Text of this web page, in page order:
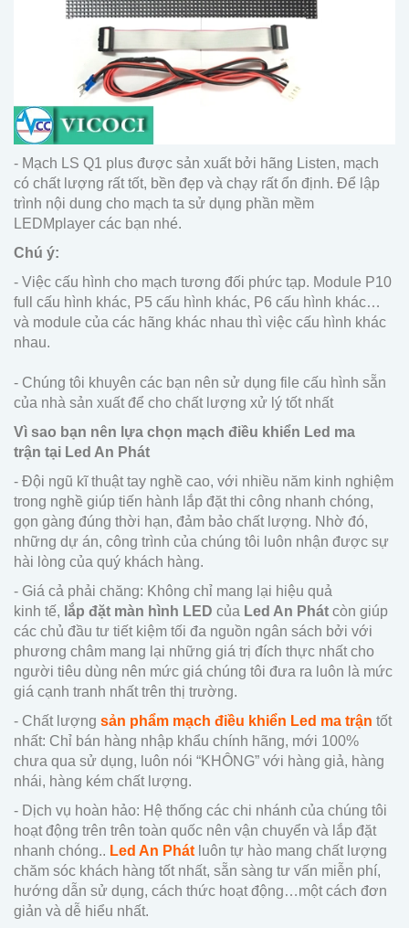
- Mạch LS Q1 plus được sản xuất bởi hãng Listen, mạch
có chất lượng rất tốt, bền đẹp và chạy rất ổn định. Để lập
trình nội dung cho mạch ta sử dụng phần mềm
LEDMplayer các bạn nhé.
Chú ý:
- Việc cấu hình cho mạch tương đối phức tạp. Module P10
full cấu hình khác, P5 cấu hình khác, P6 cấu hình khác…
và module của các hãng khác nhau thì việc cấu hình khác
nhau.
- Chúng tôi khuyên các bạn nên sử dụng file cấu hình sẵn
của nhà sản xuất để cho chất lượng xử lý tốt nhất
Vì sao bạn nên lựa chọn mạch điều khiển Led ma
trận tại Led An Phát
- Đội ngũ kĩ thuật tay nghề cao, với nhiều năm kinh nghiệm
trong nghề giúp tiến hành lắp đặt thi công nhanh chóng,
gọn gàng đúng thời hạn, đảm bảo chất lượng. Nhờ đó,
những dự án, công trình của chúng tôi luôn nhận được sự
hài lòng của quý khách hàng.
- Giá cả phải chăng: Không chỉ mang lại hiệu quả
kinh tế, lắp đặt màn hình LED của Led An Phát còn giúp
các chủ đầu tư tiết kiệm tối đa nguồn ngân sách bởi với
phương châm mang lại những giá trị đích thực nhất cho
người tiêu dùng nên mức giá chúng tôi đưa ra luôn là mức
giá cạnh tranh nhất trên thị trường.
- Chất lượng sản phẩm mạch điều khiển Led ma trận tốt
nhất: Chỉ bán hàng nhập khẩu chính hãng, mới 100%
chưa qua sử dụng, luôn nói “KHÔNG” với hàng giả, hàng
nhái, hàng kém chất lượng.
- Dịch vụ hoàn hảo: Hệ thống các chi nhánh của chúng tôi
hoạt động trên trên toàn quốc nên vận chuyển và lắp đặt
nhanh chóng.. Led An Phát luôn tự hào mang chất lượng
chăm sóc khách hàng tốt nhất, sẵn sàng tư vấn miễn phí,
hướng dẫn sử dụng, cách thức hoạt động…một cách đơn
giản và dễ hiểu nhất.